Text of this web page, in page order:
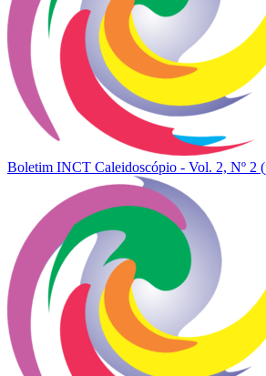
Boletim INCT Caleidoscópio - Vol. 2, Nº 2